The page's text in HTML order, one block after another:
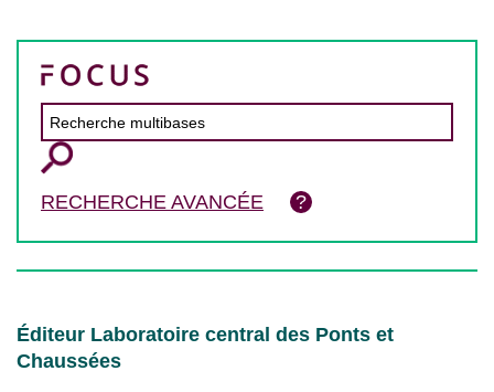
RECHERCHE AVANCÉE
Éditeur Laboratoire central des Ponts et
Chaussées